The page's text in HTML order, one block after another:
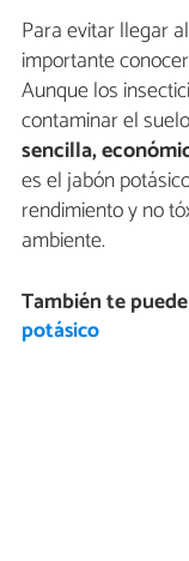
Para evitar llegar
importante
Aunque los
contaminar el
sencilla,
es el jabón
rendimiento y no
ambiente.
También te
potásico